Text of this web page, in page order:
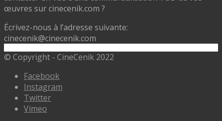
œuvres sur cinecenik.com ?
Écrivez-nous à l’adresse suivante:
cinecenik@cinecenik.com
© Copyright - CineCenik 2022
Facebook
Instagram
Twitter
Vimeo